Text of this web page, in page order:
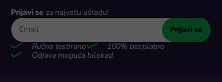
Prijavi se za najveću uštedu!
Prijavi se
Ručno testirano
100% besplatno
Odjava moguća bilokad